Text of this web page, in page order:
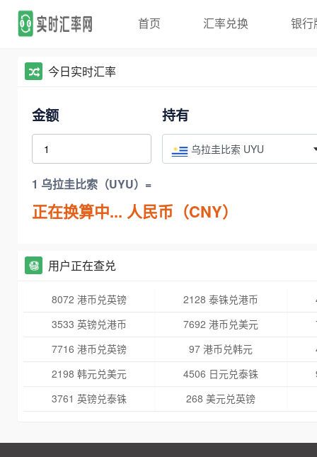
首页 汇率兑换 银行
今日实时汇率
金额 持有
乌拉圭比索 UYU
1 乌拉圭比索（UYU）=
正在换算中... 人民币（CNY）
用户正在查兑
8072 港币兑英镑 2128 泰铢兑港币
3533 英镑兑港币
7692 港币兑美元
7716 港币兑英镑
97 港币兑韩元
2198 韩元兑美元
4506 日元兑泰铢
3761 英镑兑泰铢
268 美元兑英镑